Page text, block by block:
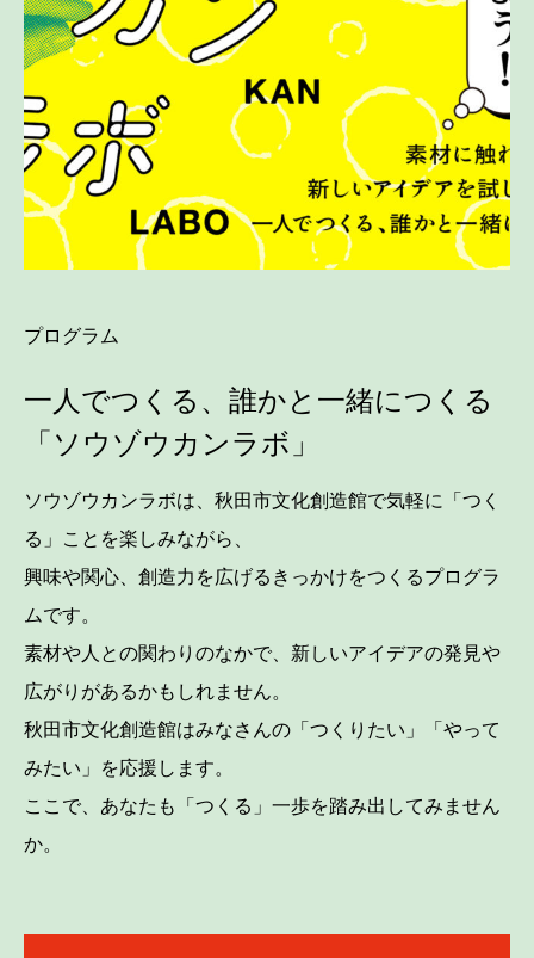
プログラム
一人でつくる、誰かと一緒につくる
「ソウゾウカンラボ」
ソウゾウカンラボは、秋田市文化創造館で気軽に「つく
る」ことを楽しみながら、
興味や関心、創造力を広げるきっかけをつくるプログラ
ムです。
素材や人との関わりのなかで、新しいアイデアの発見や
広がりがあるかもしれません。
秋田市文化創造館はみなさんの「つくりたい」「やって
みたい」を応援します。
ここで、あなたも「つくる」一歩を踏み出してみません
か。